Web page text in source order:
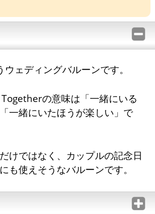
ェディングバルーンです。
の意味は「一緒にいる
一緒にいたほうが楽しい」で
けではなく、カップルの記念日
も使えそうなバルーンです。